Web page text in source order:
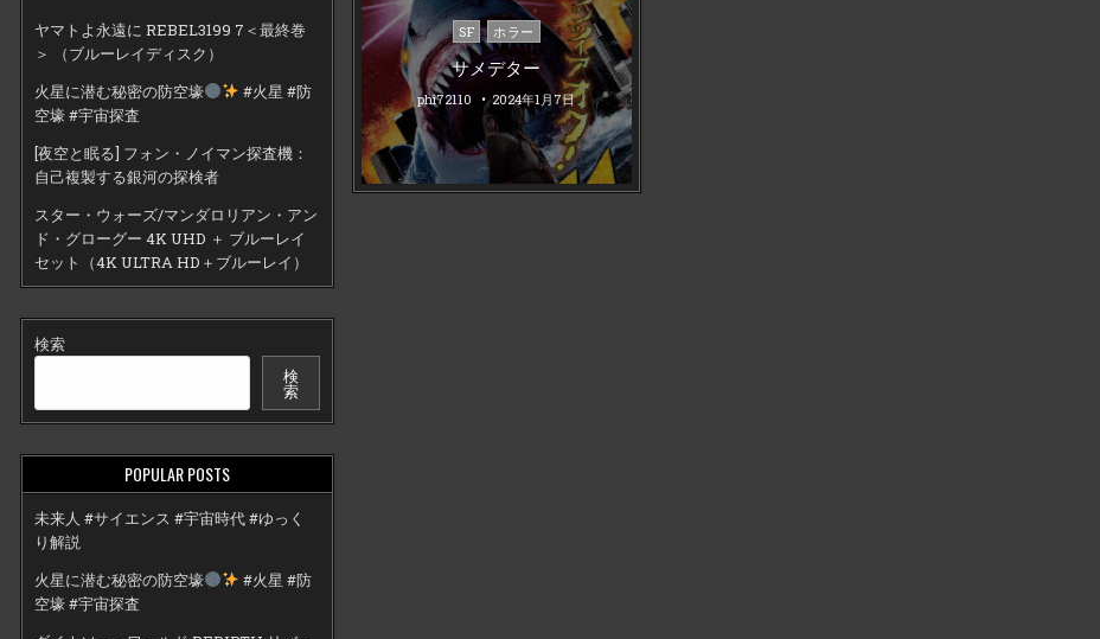
ヤマトよ永遠に REBEL3199 7＜最終巻
＞ （ブルーレイディスク）
火星に潜む秘密の防空壕
#火星 #防
空壕 #宇宙探査
[夜空と眠る] フォン・ノイマン探査機：
自己複製する銀河の探検者
スター・ウォーズ/マンダロリアン・アン
ド・グローグー 4K UHD ＋ ブルーレイ
セット（4K ULTRA HD＋ブルーレイ）
検索
検
索
POPULAR POSTS
未来人 #サイエンス #宇宙時代 #ゆっく
り解説
火星に潜む秘密の防空壕
#火星 #防
空壕 #宇宙探査
Posted
in
SF ホラー
サメデター
phi72110 2024年1月7日